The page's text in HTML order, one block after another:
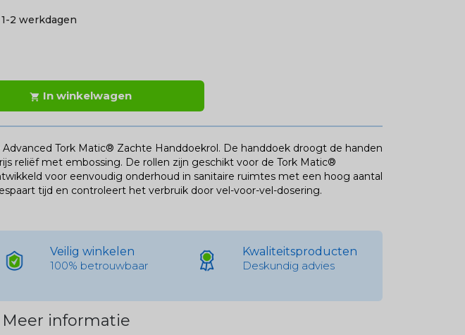
1-2 werkdagen
 In winkelwagen
Tork Matic® Zachte Handdoekrol. De handdoek droogt de handen
reliëf met embossing. De rollen zijn geschikt voor de Tork Matic®
voor eenvoudig onderhoud in sanitaire ruimtes met een hoog aantal
tijd en controleert het verbruik door vel-voor-vel-dosering.
Veilig winkelen
100% betrouwbaar
Kwaliteitsproducten
Deskundig advies
Meer informatie